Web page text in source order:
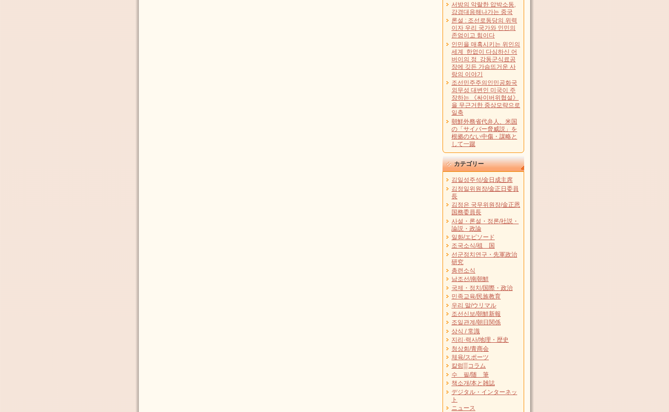
서방의 악랄한 압박소동,
강경대응해나가는 중국
론설 : 조선로동당의 위력
이자 우리 국가와 인민의
존엄이고 힘이다
인민을 매혹시키는 위인의
세계 한없이 다심하신 어
버이의 정 강동군식료공
장에 깃든 가슴뜨거운 사
랑의 이야기
조선민주주의인민공화국
외무성 대변인 미국이 주
장하는 《싸이버위협설》
을 무근거한 중상모략으로
일축
朝鮮外務省代弁人、米国
の「サイバー脅威説」を
根拠のない中傷・謀略と
して一蹴
カテゴリー
김일성주석/金日成主席
김정일위원장/金正日委員
長
김정은 국무위원장/金正恩
国務委員長
사설・론설・정론/社説・
論説・政論
일화/エピソード
조국소식/祖 国
선군정치연구・先軍政治
研究
총련소식
남조선/南朝鮮
국제・정치/国際・政治
민족교육/民族教育
우리 말/ウリマル
조선신보/朝鮮新報
조일관계/朝日関係
상식 / 常識
지리·력사/地理・歴史
청상회/青商会
체육/スポーツ
칼럼▒コラム
수 필/随 筆
책소개/本と雑誌
デジタル・インターネッ
ト
ニュース